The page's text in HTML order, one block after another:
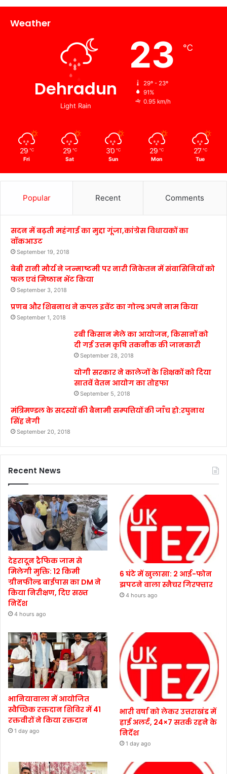
Weather
Dehradun
Light Rain
23 ℃
29º - 23º
91%
0.95 km/h
29 ℃
Fri
29 ℃
Sat
30 ℃
Sun
29 ℃
Mon
27 ℃
Tue
Popular Recent Comments
सदन में बढ़ती महंगाई का मुद्दा गूंजा,कांग्रेस विधायकों का
वॉकआउट
September 19, 2018
बेबी रानी मौर्य ने जन्माष्टमी पर नारी निकेतन में संवासिनियों को
फल एवं मिष्ठान भेंट किया
September 3, 2018
प्रणब और शिबनाथ ने कपल इवेंट का गोल्ड अपने नाम किया
September 1, 2018
रबी किसान मेले का आयोजन, किसानों को
दी गई उत्तम कृषि तकनीक की जानकारी
September 28, 2018
योगी सरकार ने कालेजों के शिक्षकों को दिया
सातवें वेतन आयोग का तोहफा
September 5, 2018
मंत्रिमण्डल के सदस्यों की बैनामी सम्पत्तियों की जाँच हो:रघुनाथ
सिंह नेगी
September 20, 2018
Recent News
देहरादून ट्रैफिक जाम से
मिलेगी मुक्ति: 12 किमी
ग्रीनफील्ड बाईपास का DM ने
किया निरीक्षण, दिए सख्त
निर्देश
4 hours ago
6 घंटे में खुलासा: 2 आई-फोन
झपटने वाला स्नैचर गिरफ्तार
4 hours ago
भानियावाला में आयोजित
स्वैच्छिक रक्तदान शिविर में 41
रक्तवीरों ने किया रक्तदान
1 day ago
भारी वर्षा को लेकर उत्तराखंड में
हाई अलर्ट, 24×7 सतर्क रहने के
निर्देश
1 day ago